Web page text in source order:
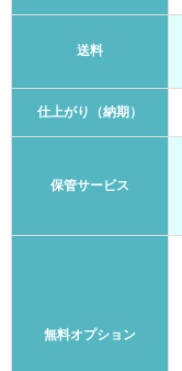
送料
仕上がり（納期）
保管サービス
無料オプション